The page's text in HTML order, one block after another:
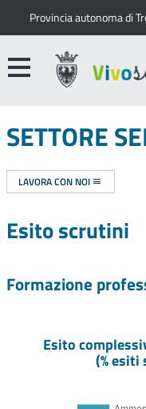
Provincia autonoma di
SETTORE
LAVORA CON NOI
Esito scrutini
Formazione
Esito
(%